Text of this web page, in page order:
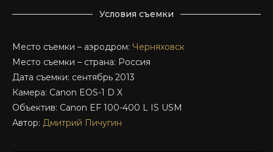
Условия съемки
Место съемки – аэродром: Черняховск
Место съемки – страна: Россия
Дата съемки: сентябрь 2013
Камера: Canon EOS-1 D X
Объектив: Canon EF 100-400 L IS USM
Автор: Дмитрий Пичугин